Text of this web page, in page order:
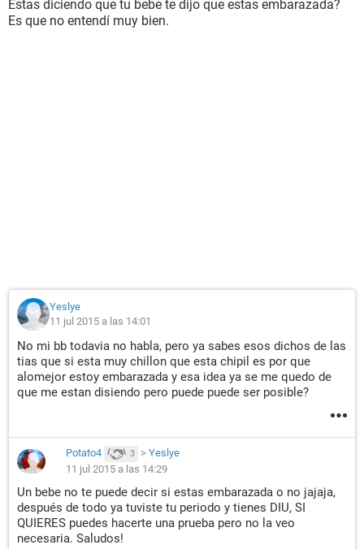
Estas diciendo que tu bebe te dijo que estas embarazada?
Es que no entendí muy bien.
Yeslye
11 jul 2015 a las 14:01
No mi bb todavia no habla, pero ya sabes esos dichos de las
tias que si esta muy chillon que esta chipil es por que
alomejor estoy embarazada y esa idea ya se me quedo de
que me estan disiendo pero puede puede ser posible?
Potato4 3 > Yeslye
11 jul 2015 a las 14:29
Un bebe no te puede decir si estas embarazada o no jajaja,
después de todo ya tuviste tu periodo y tienes DIU, SI
QUIERES puedes hacerte una prueba pero no la veo
necesaria. Saludos!